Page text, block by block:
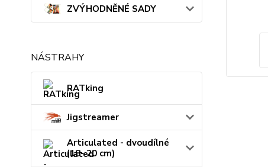
ZVÝHODNĚNÉ SADY
NÁSTRAHY
RATking
Jigstreamer
Articulated - dvoudílné
(18- 20 cm)